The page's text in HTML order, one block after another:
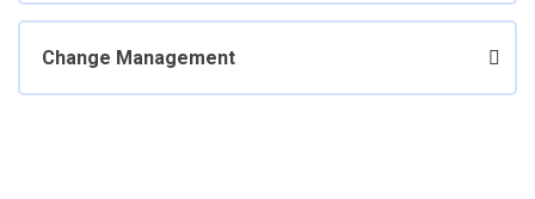
Change Management